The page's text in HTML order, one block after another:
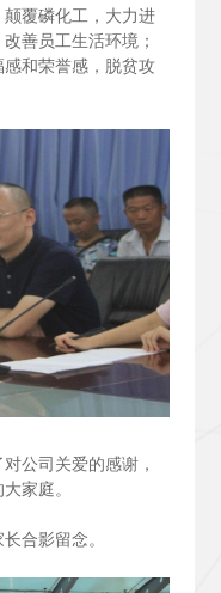
覆磷化工，大力进
善员工生活环境；
和荣誉感，脱贫攻
公司关爱的感谢，
家庭。
合影留念。